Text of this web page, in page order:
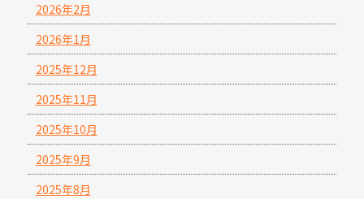
2026年2月
2026年1月
2025年12月
2025年11月
2025年10月
2025年9月
2025年8月